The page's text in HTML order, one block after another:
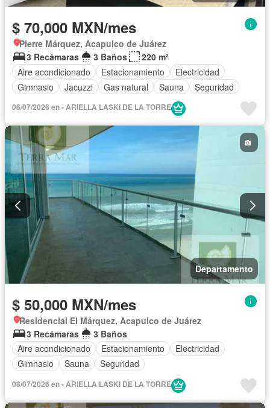
$ 70,000 MXN/mes
Pierre Márquez, Acapulco de Juárez
3 Recámaras
3 Baños
220 m²
Aire acondicionado
Estacionamiento
Electricidad
Gimnasio
Jacuzzi Gas natural Sauna Seguridad
06/07/2026 en - ARIELLA LASKI DE LA TORRE
Departamento
$ 50,000 MXN/mes
Residencial El Márquez, Acapulco de Juárez
3 Recámaras
3 Baños
Aire acondicionado
Estacionamiento
Electricidad
Gimnasio
Sauna Seguridad
08/07/2026 en - ARIELLA LASKI DE LA TORRE